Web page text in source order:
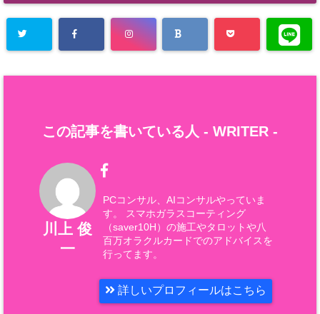
この記事を書いている人 - WRITER -
川上 俊
一
PCコンサル、AIコンサルやっていま
す。 スマホガラスコーティング
（saver10H）の施工やタロットや八
百万オラクルカードでのアドバイスを
行ってます。
詳しいプロフィールはこちら